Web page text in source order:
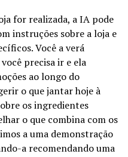
for realizada, a IA pode
instruções sobre a loja e
Você a verá
precisa ir e ela
ao longo do
o que jantar hoje à
os ingredientes
o que combina com os
a uma demonstração
a recomendando uma